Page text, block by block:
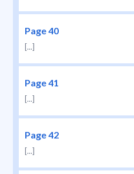
Page 40
[...]
Page 41
[...]
Page 42
[...]